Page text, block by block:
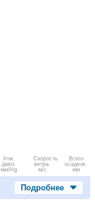
Атм.
давл.
мм/Hg
Скорость
ветра.
м/с
Всего
осадков,
мм
Подробнее